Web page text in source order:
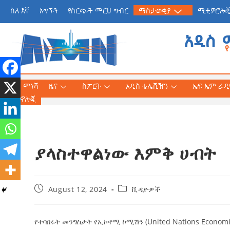
ስለ እኛ አግኙን የስርጭት መርሀ ግብር ማስታወቂያ ሚቲዎሮሎጂ
አዲስ
መነሻ ዜና ስፖርት አዲስ ቴሌቪዥን
የጠቅላይ ሚኒስትር ዐቢይ
«መደመር» መጽሐፍ
ኤፍ ኤም
ቴክኖሎጂ
ያላስተዋልነው እምቅ ሀብት
August 12, 2024 ቪዲዮዎች
የተባበሩት መንግስታት የኢኮኖሚ ኮሚሽን (United Nations